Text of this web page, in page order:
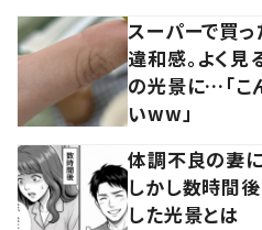
スーパーで買っ
違和感。よく見
の光景に…「こ
いww」
体調不良の妻
しかし数時間
した光景とは